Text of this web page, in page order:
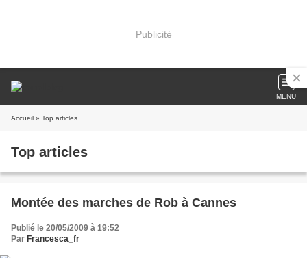
Publicité
MENU
Accueil » Top articles
Top articles
Montée des marches de Rob à Cannes
Publié le 20/05/2009 à 19:52
Par Francesca_fr